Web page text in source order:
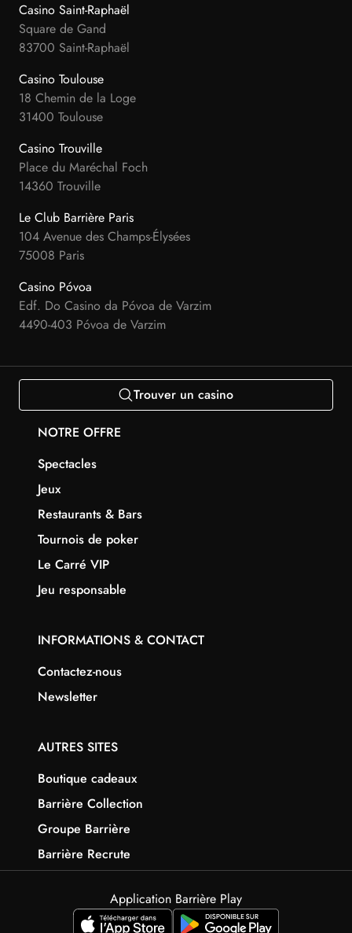
Casino Saint-Raphaël
Square de Gand
83700 Saint-Raphaël
Casino Toulouse
18 Chemin de la Loge
31400 Toulouse
Casino Trouville
Place du Maréchal Foch
14360 Trouville
Le Club Barrière Paris
104 Avenue des Champs-Élysées
75008 Paris
Casino Póvoa
Edf. Do Casino da Póvoa de Varzim
4490-403 Póvoa de Varzim
Trouver un casino
NOTRE OFFRE
Spectacles
Jeux
Restaurants & Bars
Tournois de poker
Le Carré VIP
Jeu responsable
INFORMATIONS & CONTACT
Contactez-nous
Newsletter
AUTRES SITES
Boutique cadeaux
Barrière Collection
Groupe Barrière
Barrière Recrute
Application Barrière Play